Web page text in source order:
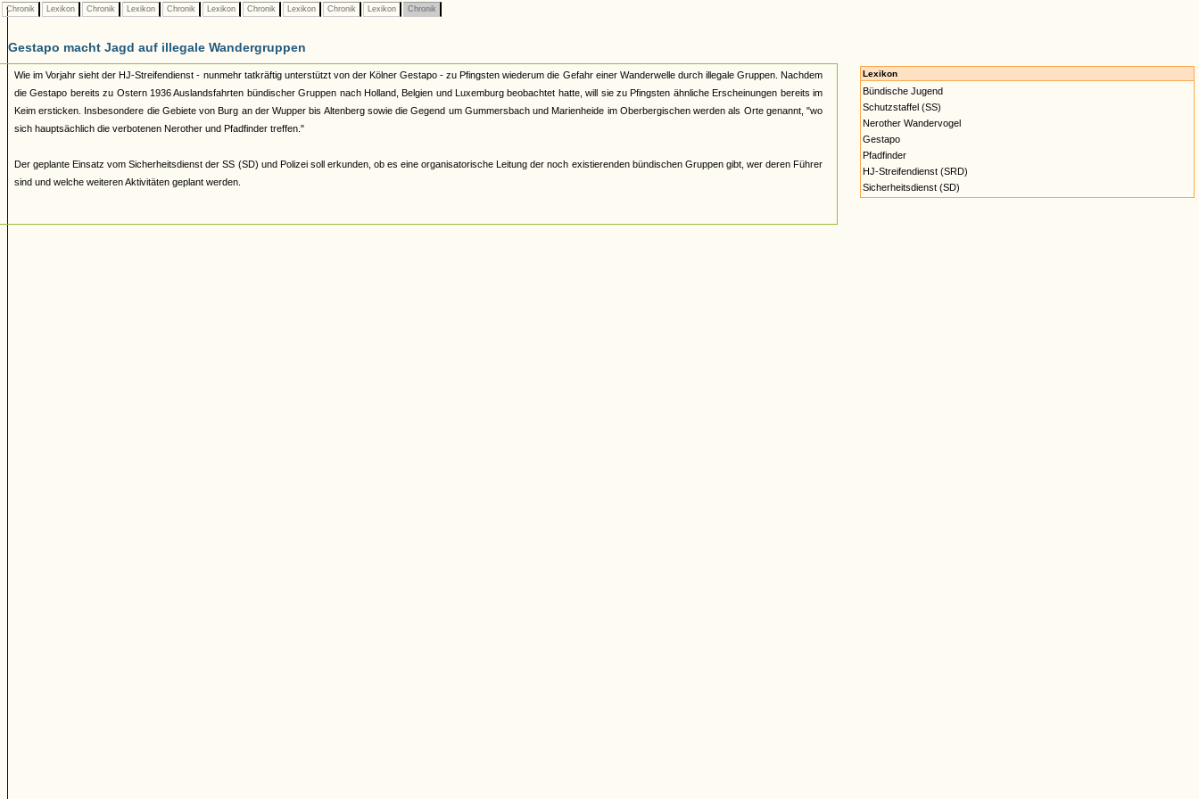
Chronik Lexikon Chronik Lexikon Chronik Lexikon Chronik Lexikon Chronik Lexikon Chronik
Gestapo macht Jagd auf illegale Wandergruppen
Wie im Vorjahr sieht der HJ-Streifendienst - nunmehr tatkräftig unterstützt von der Kölner Gestapo - zu Pfingsten wiederum die Gefahr einer Wanderwelle durch illegale Gruppen. Nachdem
die Gestapo bereits zu Ostern 1936 Auslandsfahrten bündischer Gruppen nach Holland, Belgien und Luxemburg beobachtet hatte, will sie zu Pfingsten ähnliche Erscheinungen bereits im
Keim ersticken. Insbesondere die Gebiete von Burg an der Wupper bis Altenberg sowie die Gegend um Gummersbach und Marienheide im Oberbergischen werden als Orte genannt, "wo
sich hauptsächlich die verbotenen Nerother und Pfadfinder treffen."
Der geplante Einsatz vom Sicherheitsdienst der SS (SD) und Polizei soll erkunden, ob es eine organisatorische Leitung der noch existierenden bündischen Gruppen gibt, wer deren Führer
sind und welche weiteren Aktivitäten geplant werden.
Lexikon
Bündische Jugend
Schutzstaffel (SS)
Nerother Wandervogel
Gestapo
Pfadfinder
HJ-Streifendienst (SRD)
Sicherheitsdienst (SD)